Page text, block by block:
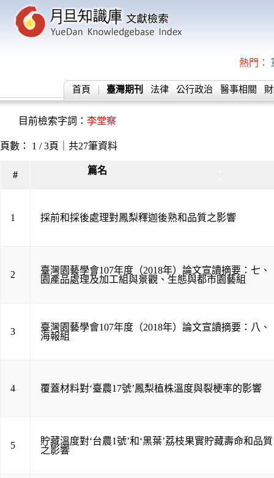
熱門：
首頁 臺灣期刊 法律 公行政治 醫事相關
目前檢索字詞： 李堂察
頁數： 1 / 3頁｜共27筆資料
# 篇名
1 採前和採後處理對鳳梨釋迦後熟和品質之影響
2
臺灣園藝學會107年度（2018年）論文宣讀摘要：七、
園產品處理及加工組與景觀、生態與都市園藝組
3
臺灣園藝學會107年度（2018年）論文宣讀摘要：八、
海報組
4 覆蓋材料對‘臺農17號’鳳梨植株溫度與裂梗率的影響
5
貯藏溫度對‘台農1號’和‘黑葉’荔枝果實貯藏壽命和品質
之影響